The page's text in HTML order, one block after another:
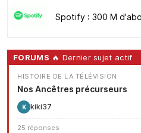
Spotify : 300 M
FORUMS 🔥 Dernier sujet actif
HISTOIRE DE LA TÉLÉVISION
Nos Ancêtres précurseurs
K kiki37
25 réponses